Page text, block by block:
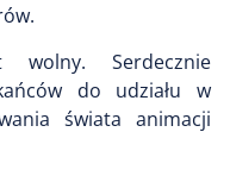
Serdecznie
do udziału w
świata animacji